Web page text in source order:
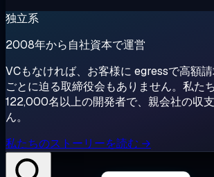
独立系
2008年から自社資本で運営
VCもなければ、お客様に egressで高額
ごとに迫る取締役会もありません。私た
122,000名以上の開発者で、親会社の収
ん。
私たちのストーリーを読む →